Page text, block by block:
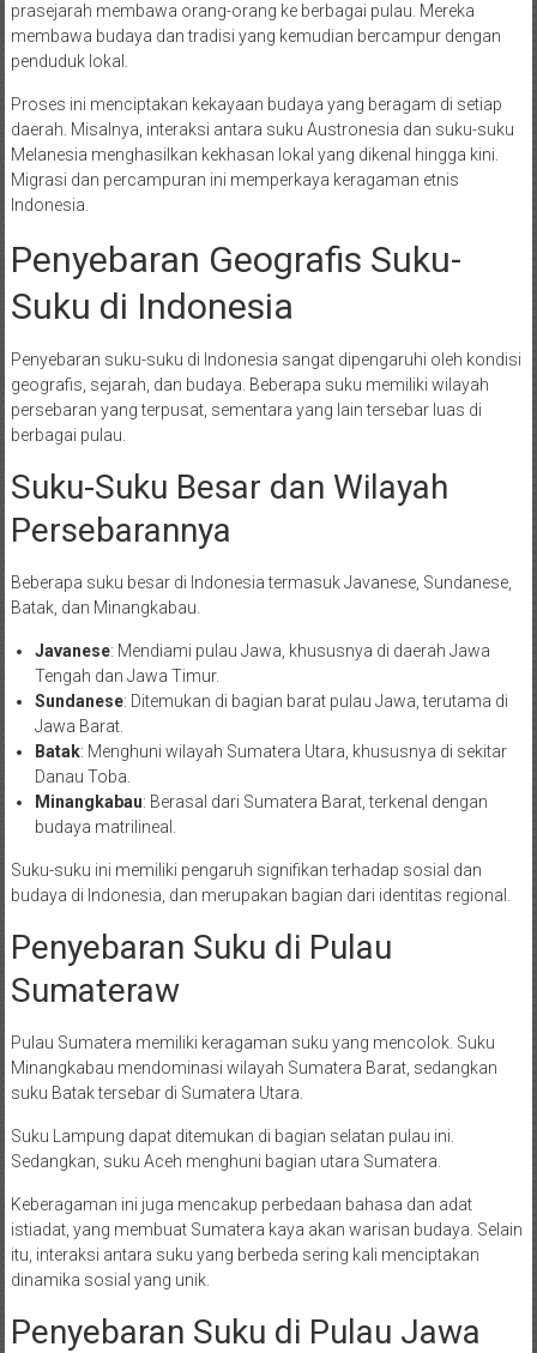
prasejarah membawa orang-orang ke berbagai pulau. Mereka
membawa budaya dan tradisi yang kemudian bercampur dengan
penduduk lokal.
Proses ini menciptakan kekayaan budaya yang beragam di setiap
daerah. Misalnya, interaksi antara suku Austronesia dan suku-suku
Melanesia menghasilkan kekhasan lokal yang dikenal hingga kini.
Migrasi dan percampuran ini memperkaya keragaman etnis
Indonesia.
Penyebaran Geografis Suku-
Suku di Indonesia
Penyebaran suku-suku di Indonesia sangat dipengaruhi oleh kondisi
geografis, sejarah, dan budaya. Beberapa suku memiliki wilayah
persebaran yang terpusat, sementara yang lain tersebar luas di
berbagai pulau.
Suku-Suku Besar dan Wilayah
Persebarannya
Beberapa suku besar di Indonesia termasuk Javanese, Sundanese,
Batak, dan Minangkabau.
Javanese: Mendiami pulau Jawa, khususnya di daerah Jawa
Tengah dan Jawa Timur.
Sundanese: Ditemukan di bagian barat pulau Jawa, terutama di
Jawa Barat.
Batak: Menghuni wilayah Sumatera Utara, khususnya di sekitar
Danau Toba.
Minangkabau: Berasal dari Sumatera Barat, terkenal dengan
budaya matrilineal.
Suku-suku ini memiliki pengaruh signifikan terhadap sosial dan
budaya di Indonesia, dan merupakan bagian dari identitas regional.
Penyebaran Suku di Pulau
Sumateraw
Pulau Sumatera memiliki keragaman suku yang mencolok. Suku
Minangkabau mendominasi wilayah Sumatera Barat, sedangkan
suku Batak tersebar di Sumatera Utara.
Suku Lampung dapat ditemukan di bagian selatan pulau ini.
Sedangkan, suku Aceh menghuni bagian utara Sumatera.
Keberagaman ini juga mencakup perbedaan bahasa dan adat
istiadat, yang membuat Sumatera kaya akan warisan budaya. Selain
itu, interaksi antara suku yang berbeda sering kali menciptakan
dinamika sosial yang unik.
Penyebaran Suku di Pulau Jawa